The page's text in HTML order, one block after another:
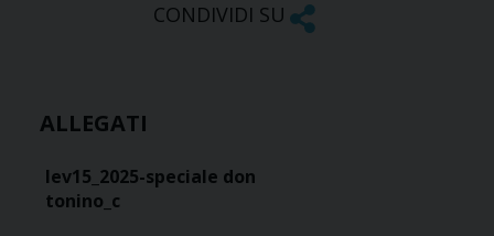
CONDIVIDI SU
ALLEGATI
lev15_2025-speciale don
tonino_c